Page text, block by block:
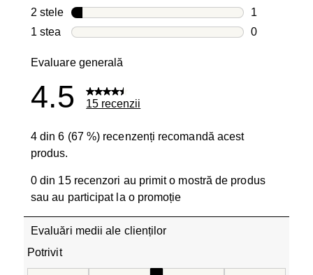
1 recenzie
2 stele stele
1
1 recenzie
1 stea stele
0
Evaluare generală
4.5 15 recenzii
4 din 6 (67 %) recenzenți recomandă acest
produs.
0 din 15 recenzori au primit o mostră de produs
sau au participat la o promoție
Evaluări medii ale clienților
Potrivit